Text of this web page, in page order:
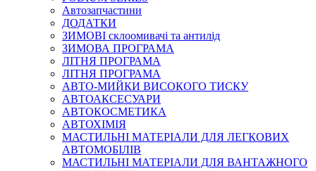
Автозапчастини
ДОДАТКИ
ЗИМОВІ склоомивачі та антилід
ЗИМОВА ПРОГРАМА
ЛІТНЯ ПРОГРАМА
ЛІТНЯ ПРОГРАМА
АВТО-МИЙКИ ВИСОКОГО ТИСКУ
АВТОАКСЕСУАРИ
АВТОКОСМЕТИКА
АВТОХІМІЯ
МАСТИЛЬНІ МАТЕРІАЛИ ДЛЯ ЛЕГКОВИХ
АВТОМОБІЛІВ
МАСТИЛЬНІ МАТЕРІАЛИ ДЛЯ ВАНТАЖНОГО